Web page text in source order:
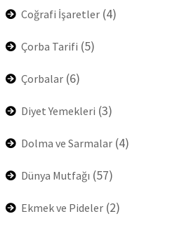
Coğrafi İşaretler (4)
Çorba Tarifi (5)
Çorbalar (6)
Diyet Yemekleri (3)
Dolma ve Sarmalar (4)
Dünya Mutfağı (57)
Ekmek ve Pideler (2)